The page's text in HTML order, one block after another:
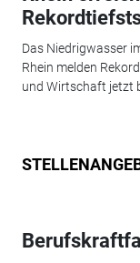
Das Niedrigwasser
Rhein melden
und Wirtschaft jetzt